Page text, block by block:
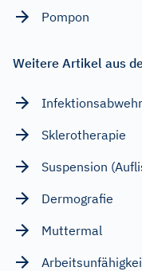
Pompon
Weitere Artikel aus
Infektionsabwehr
Sklerotherapie
Suspension
Dermografie
Muttermal